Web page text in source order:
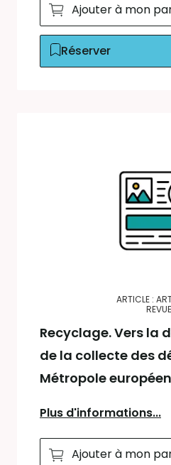
Ajouter à mon
Réserver
ARTICLE :
REVUE
Recyclage. Vers la
de la collecte des
Métropole
Plus d'informations...
Ajouter à mon